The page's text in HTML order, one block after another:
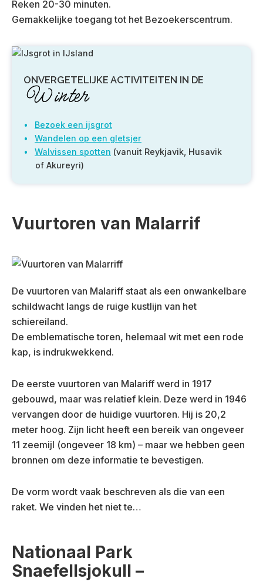
Reken 20-30 minuten.
Gemakkelijke toegang tot het Bezoekerscentrum.
ONVERGETELIJKE ACTIVITEITEN IN DE
Winter
Bezoek een ijsgrot
Wandelen op een gletsjer
Walvissen spotten (vanuit Reykjavik, Husavik
of Akureyri)
Vuurtoren van Malarrif
De vuurtoren van Malariff staat als een onwankelbare
schildwacht langs de ruige kustlijn van het
schiereiland.
De emblematische toren, helemaal wit met een rode
kap, is indrukwekkend.
De eerste vuurtoren van Malariff werd in 1917
gebouwd, maar was relatief klein. Deze werd in 1946
vervangen door de huidige vuurtoren. Hij is 20,2
meter hoog. Zijn licht heeft een bereik van ongeveer
11 zeemijl (ongeveer 18 km) – maar we hebben geen
bronnen om deze informatie te bevestigen.
De vorm wordt vaak beschreven als die van een
raket. We vinden het niet te…
Nationaal Park
Snaefellsjokull –